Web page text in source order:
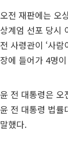
오전 재판에는 오
상계엄 선포 당시
전 사령관이 ‘사
장에 들어가 4명
윤 전 대통령은
윤 전 대통령 법률
말했다.